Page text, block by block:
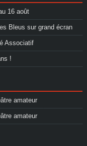
16 août
Bleus sur grand écran
Associatif
!
amateur
amateur